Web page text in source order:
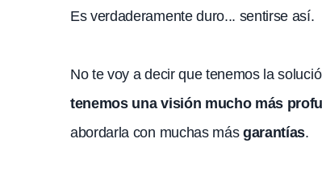
Es verdaderamente duro... sentirse así.
No te voy a decir que tenemos la
tenemos una visión mucho más
abordarla con muchas más garantías.